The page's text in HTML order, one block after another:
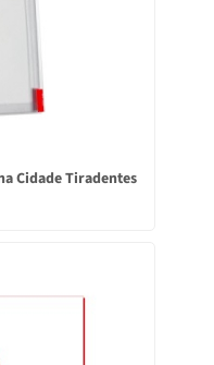
Cidade Tiradentes